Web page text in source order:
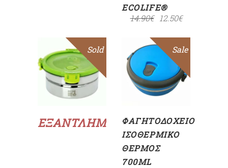
ECOLIFE®
14.90€ 12.50€
Sale
ΕΞΑΝΤΛΗΜΈΝΟ
Sold
Διαβάστε
Sale
ΠΡΟΣΘΉΚΗ
ΣΤΟ
ΚΑΛΆΘΙ
ΦΑΓΗΤΟΔΟΧΕΊΟ
ΙΣΟΘΕΡΜΙΚΌ
ΘΕΡΜΌΣ
700ML